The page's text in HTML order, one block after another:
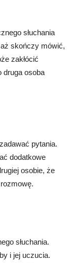
słuchania
skończy mówić,
zakłócić
druga osoba
pytania.
dodatkowe
osobie, że
słuchania.
i jej uczucia.